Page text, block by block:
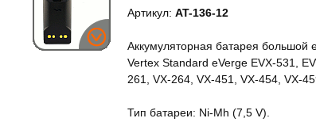
Артикул:AT-136-12
Аккумуляторная батарея большой
Vertex Standard eVerge EVX-531,
261, VX-264, VX-451, VX-454, VX-
Тип батареи: Ni-Mh (7,5 V).